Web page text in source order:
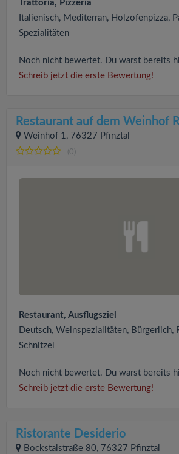
Trattoria, Pizzeria
Italienisch, Mediterran, Holzofenpizza,
Spezialitäten
Noch nicht bewertet. Du warst bereits
Schreib jetzt die erste Bewertung!
Restaurant auf dem Weinhof
Weinhof 1, 76327 Pfinztal
(0)
Restaurant, Ausflugsziel
Deutsch, Weinspezialitäten, Bürgerlich,
Schnitzel
Noch nicht bewertet. Du warst bereits
Schreib jetzt die erste Bewertung!
Ristorante Desiderio
Bockstalstraße 80, 76327 Pfinztal